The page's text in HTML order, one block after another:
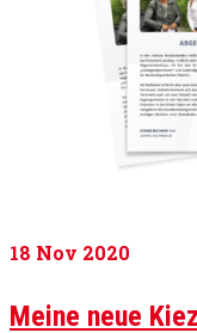
18 Nov 2020
Meine neue